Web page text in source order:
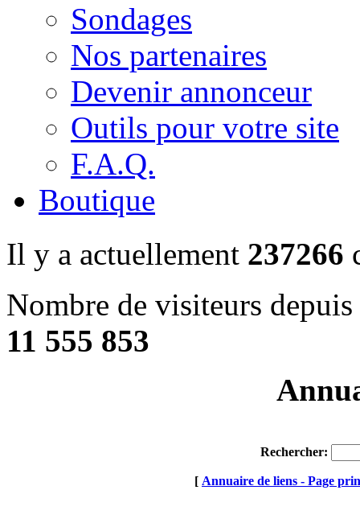
Sondages
Nos partenaires
Devenir annonceur
Outils pour votre site
F.A.Q.
Boutique
Il y a actuellement 237266
Nombre de visiteurs
11 555 853
Rechercher:
[ Annuaire de liens - Page